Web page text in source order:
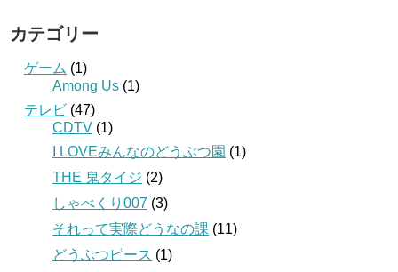
カテゴリー
ゲーム (1)
Among Us (1)
テレビ (47)
CDTV (1)
I LOVEみんなのどうぶつ園 (1)
THE 鬼タイジ (2)
しゃべくり007 (3)
それって実際どうなの課 (11)
どうぶつピース (1)